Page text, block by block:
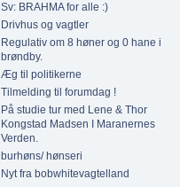
Sv: BRAHMA for alle :)
Drivhus og vagtler
Regulativ om 8 høner og 0 hane i
brøndby.
Æg til politikerne
Tilmelding til forumdag !
På studie tur med Lene & Thor
Kongstad Madsen I Maranernes
Verden.
burhøns/ hønseri
Nyt fra bobwhitevagtelland